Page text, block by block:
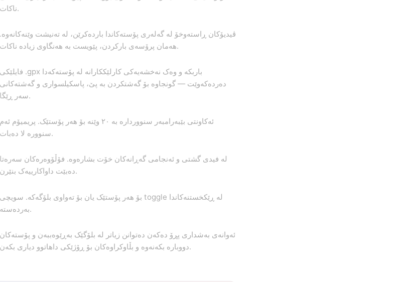
ناکات.
ڤیدیۆکان ڕاستەوخۆ لە گەلەری پۆستەکاندا باردەکرێن، لە تەنیشت وێنەکانەوە.
هەمان پرۆسەی بارکردن، پێویست بە هەنگاوی زیادە ناکات.
فایلێکی .gpx باربکە و وەک نەخشەیەکی کارلێککارانە لە پۆستەکەدا
دەردەکەوێت — گونجاوە بۆ گەشتکردن بە پێ، پاسکیلسواری و گەشتەکانی
سەر ڕێگا.
ئەکاونتی بێبەرامبەر سنووردارە بە ٢٠ وێنە بۆ هەر پۆستێک. پریمیۆم ئەم
سنوورە لا دەبات.
لە فیدی گشتی و ئەنجامی گەڕانەکان خۆت بشارەوە. فۆڵۆوەرەکان سەرەتا
دەبێت داواکارییەک بنێرن.
بۆ هەر پۆستێک یان بۆ تەواوی بلۆگەکە. سویچی toggle لە ڕێکخستنەکاندا
بەردەستە.
ئەوانەی بەشداری پڕۆ دەکەن دەتوانن زیاتر لە بلۆگێک بەڕێوەببەن و پۆستەکان
دووبارە بکەنەوە و بڵاوکراوەکان بۆ ڕۆژێکی داهاتوو دیاری بکەن.